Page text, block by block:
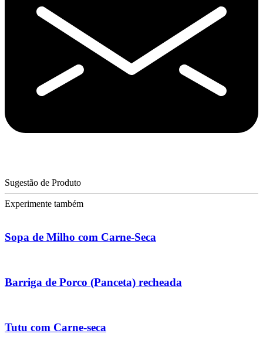
Sugestão de Produto
Experimente também
Sopa de Milho com Carne-Seca
Barriga de Porco (Panceta) recheada
Tutu com Carne-seca